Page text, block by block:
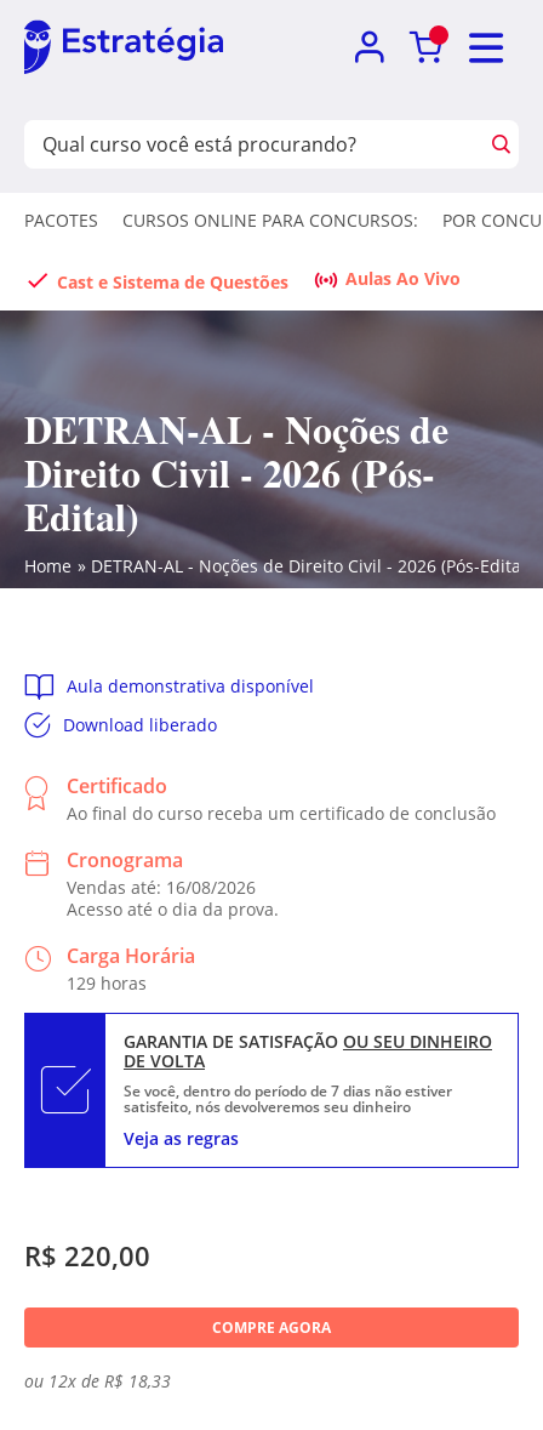
PACOTES CURSOS ONLINE PARA CONCURSOS: POR
Cast e Sistema de Questões Aulas Ao Vivo
DETRAN-AL - Noções de
Direito Civil - 2026 (Pós-
Edital)
Home DETRAN-AL - Noções de Direito Civil - 2026 (Pós-Edital)
Aula demonstrativa disponível
Download liberado
R$ 220,00
COMPRE AGORA
ou 12x de R$ 18,33
Certificado
Ao final do curso receba um certificado de conclusão
Cronograma
Vendas até: 16/08/2026
Acesso até o dia da prova.
Carga Horária
129 horas
GARANTIA DE SATISFAÇÃO OU SEU DINHEIRO
DE VOLTA
Se você, dentro do período de 7 dias não estiver
satisfeito, nós devolveremos seu dinheiro
Veja as regras